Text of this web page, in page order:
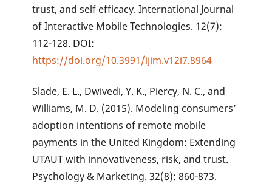
trust, and self efficacy. International Journal
of Interactive Mobile Technologies. 12(7):
112-128. DOI:
https://doi.org/10.3991/ijim.v12i7.8964
Slade, E. L., Dwivedi, Y. K., Piercy, N. C., and
Williams, M. D. (2015). Modeling consumers’
adoption intentions of remote mobile
payments in the United Kingdom: Extending
UTAUT with innovativeness, risk, and trust.
Psychology & Marketing. 32(8): 860-873.